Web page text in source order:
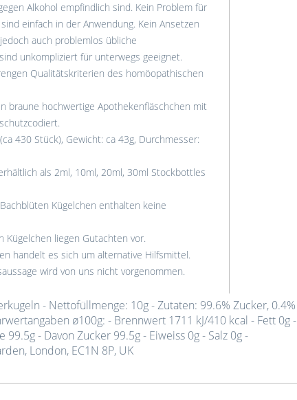
Alkohol empfindlich sind. Kein Problem für
einfach in der Anwendung. Kein Ansetzen
auch problemlos übliche
unkompliziert für unterwegs geeignet.
Qualitätskriterien des homöopathischen
braune hochwertige Apothekenfläschchen mit
430 Stück), Gewicht: ca 43g, Durchmesser:
als 2ml, 10ml, 20ml, 30ml Stockbottles
Kügelchen enthalten keine
Kügelchen liegen Gutachten vor.
handelt es sich um alternative Hilfsmittel.
wird von uns nicht vorgenommen.
- Nettofüllmenge: 10g - Zutaten: 99.6% Zucker, 0.4%
ø100g: - Brennwert 1711 kJ/410 kcal - Fett 0g -
- Davon Zucker 99.5g - Eiweiss 0g - Salz 0g -
London, EC1N 8P, UK